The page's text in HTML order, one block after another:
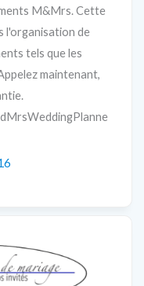
M&Mrs. Cette
l'organisation de
tels que les
maintenant,